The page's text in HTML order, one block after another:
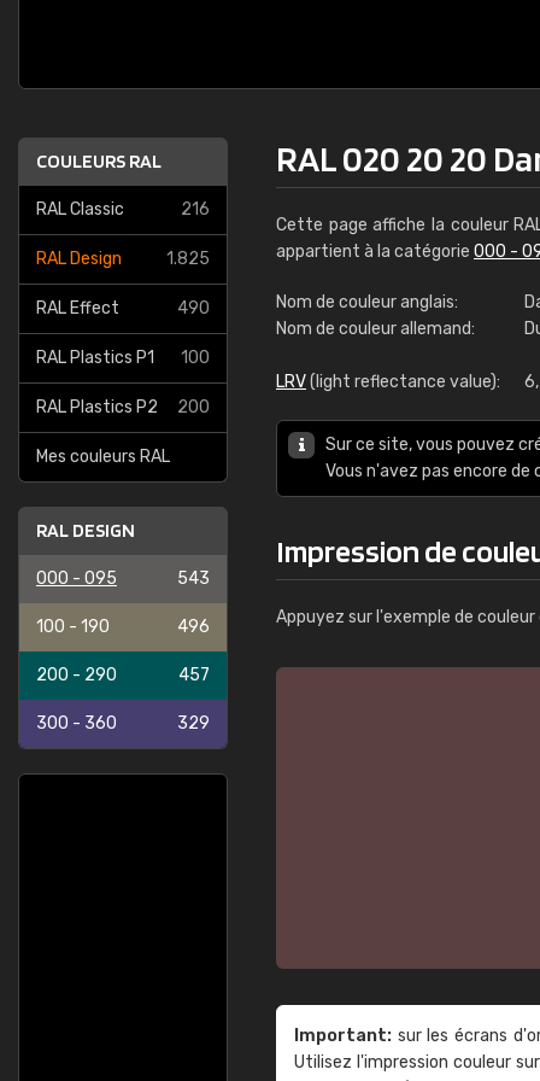
COULEURS RAL
RAL Classic 216
RAL Design 1.825
RAL Effect 490
RAL Plastics P1 100
RAL Plastics P2 200
Mes couleurs RAL
RAL DESIGN
000 - 095 543
100 - 190 496
200 - 290 457
300 - 360 329
RAL 020 20 20
Cette page affiche la couleur
appartient à la catégorie 000 -
Nom de couleur anglais:
Nom de couleur allemand:
LRV(light reflectance value):
Sur ce site, vous pouvez
Vous n'avez pas encore
Impression de
Appuyez sur l'exemple de
Important: sur les écrans
Utilisez l'impression couleur